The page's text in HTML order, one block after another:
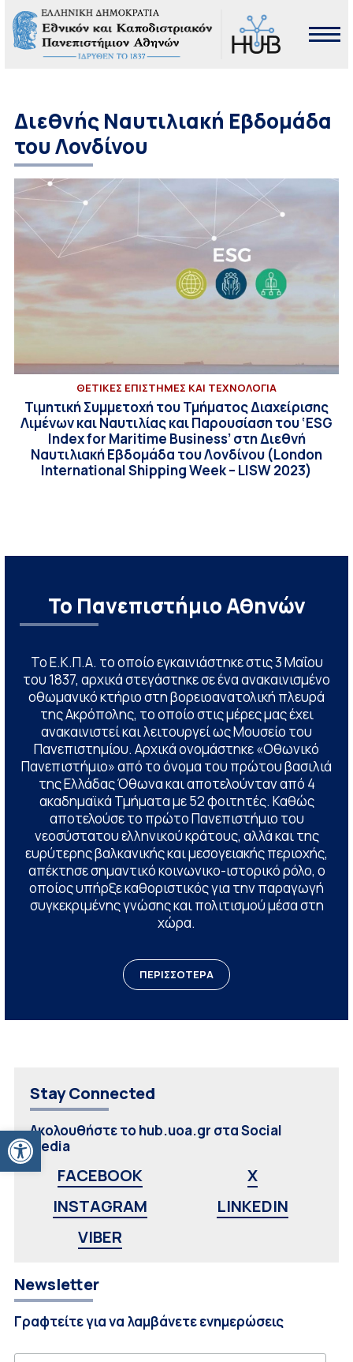
Ανοίξτε τη γραμμή εργαλείων
Διεθνής Ναυτιλιακή Εβδομάδα
του Λονδίνου
ΘΕΤΙΚΕΣ ΕΠΙΣΤΗΜΕΣ ΚΑΙ ΤΕΧΝΟΛΟΓΙΑ
Τιμητική Συμμετοχή του Τμήματος Διαχείρισης
Λιμένων και Ναυτιλίας και Παρουσίαση του ‘ESG
Index for Maritime Business’ στη Διεθνή
Ναυτιλιακή Εβδομάδα του Λονδίνου (London
International Shipping Week – LISW 2023)
Το Πανεπιστήμιο Αθηνών
Το Ε.Κ.Π.Α. το οποίο εγκαινιάστηκε στις 3 Μαΐου
του 1837, αρχικά στεγάστηκε σε ένα ανακαινισμένο
οθωμανικό κτήριο στη βορειοανατολική πλευρά
της Ακρόπολης, το οποίο στις μέρες μας έχει
ανακαινιστεί και λειτουργεί ως Μουσείο του
Πανεπιστημίου. Αρχικά ονομάστηκε «Οθωνικό
Πανεπιστήμιο» από το όνομα του πρώτου βασιλιά
της Ελλάδας Όθωνα και αποτελούνταν από 4
ακαδημαϊκά Τμήματα με 52 φοιτητές. Καθώς
αποτελούσε το πρώτο Πανεπιστήμιο του
νεοσύστατου ελληνικού κράτους, αλλά και της
ευρύτερης βαλκανικής και μεσογειακής περιοχής,
απέκτησε σημαντικό κοινωνικο-ιστορικό ρόλο, ο
οποίος υπήρξε καθοριστικός για την παραγωγή
συγκεκριμένης γνώσης και πολιτισμού μέσα στη
χώρα.
ΠΕΡΙΣΣΟΤΕΡΑ
Stay Connected
Ακολουθήστε το hub.uoa.gr στα Social
Media
FACEBOOK
X
INSTAGRAM
LINKEDIN
VIBER
Newsletter
Γραφτείτε για να λαμβάνετε ενημερώσεις